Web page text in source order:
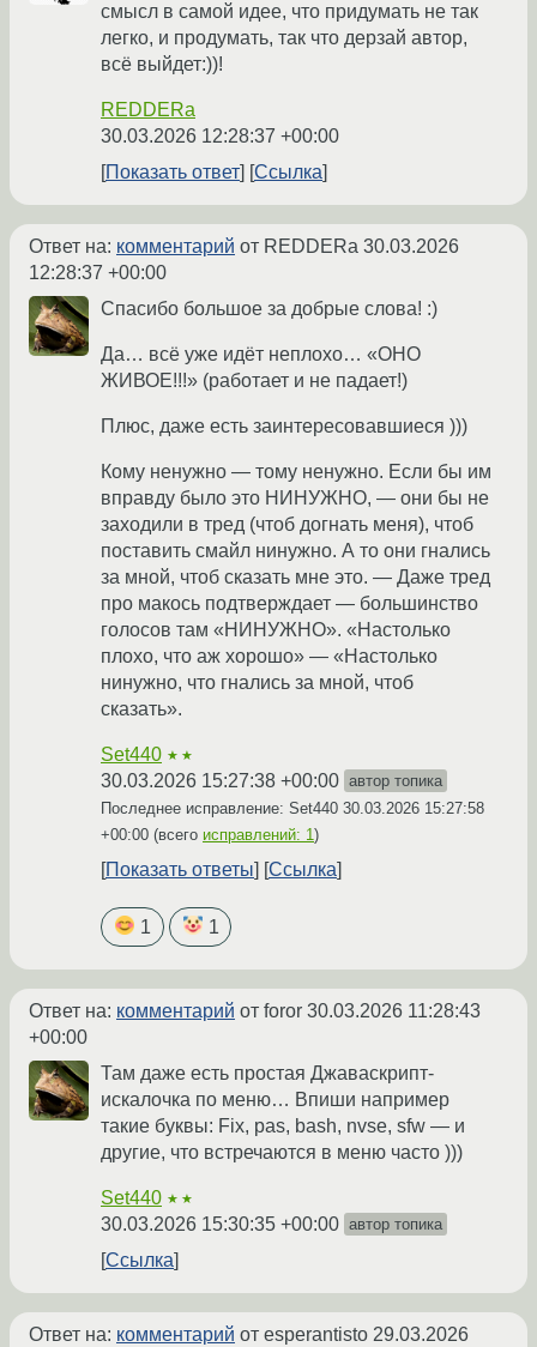
смысл в самой идее, что придумать не так
легко, и продумать, так что дерзай автор,
всё выйдет:))!
REDDERa
30.03.2026 12:28:37 +00:00
Показать ответ
Ссылка
Ответ на: комментарий от REDDERa 30.03.2026
12:28:37 +00:00
Спасибо большое за добрые слова! :)
Да… всё уже идёт неплохо… «ОНО
ЖИВОЕ!!!» (работает и не падает!)
Плюс, даже есть заинтересовавшиеся )))
Кому ненужно — тому ненужно. Если бы им
вправду было это НИНУЖНО, — они бы не
заходили в тред (чтоб догнать меня), чтоб
поставить смайл нинужно. А то они гнались
за мной, чтоб сказать мне это. — Даже тред
про макось подтверждает — большинство
голосов там «НИНУЖНО». «Настолько
плохо, что аж хорошо» — «Настолько
нинужно, что гнались за мной, чтоб
сказать».
Set440 ★★
30.03.2026 15:27:38 +00:00 автор топика
Последнее исправление: Set440 30.03.2026 15:27:58
+00:00 (всего исправлений: 1)
Показать ответы Ссылка
1 1
Ответ на: комментарий от foror 30.03.2026 11:28:43
+00:00
Там даже есть простая Джаваскрипт-
искалочка по меню… Впиши например
такие буквы: Fix, pas, bash, nvse, sfw — и
другие, что встречаются в меню часто )))
Set440 ★★
30.03.2026 15:30:35 +00:00 автор топика
Ссылка
Ответ на: комментарий от esperantisto 29.03.2026